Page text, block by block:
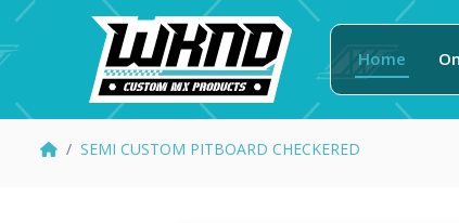
Home
SEMI CUSTOM PITBOARD CHECKERED